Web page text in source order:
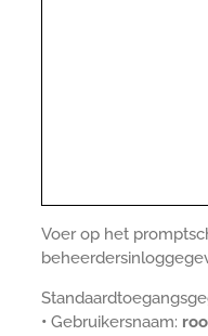
Voer op het
• Gebruikersnaam: